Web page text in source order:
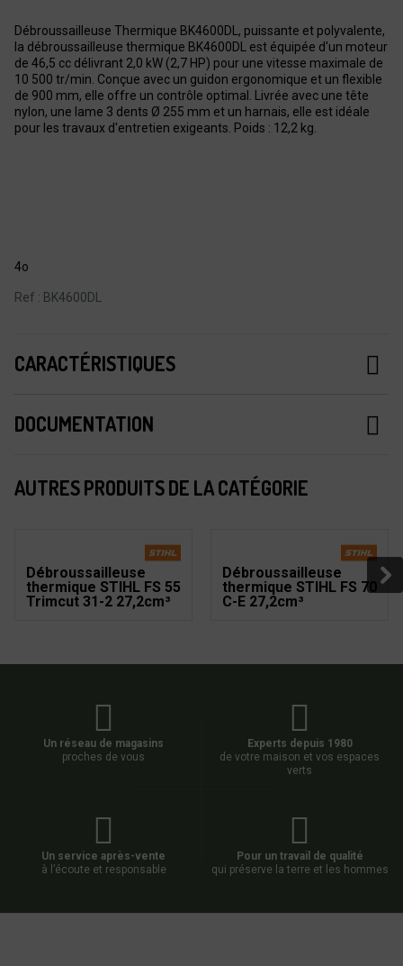
Débroussailleuse Thermique BK4600DL, puissante et polyvalente,
la débroussailleuse thermique BK4600DL est équipée d'un moteur
de 46,5 cc délivrant 2,0 kW (2,7 HP) pour une vitesse maximale de
10 500 tr/min. Conçue avec un guidon ergonomique et un flexible
de 900 mm, elle offre un contrôle optimal. Livrée avec une tête
nylon, une lame 3 dents Ø 255 mm et un harnais, elle est idéale
pour les travaux d'entretien exigeants. Poids : 12,2 kg.
4o
Ref : BK4600DL
CARACTÉRISTIQUES
DOCUMENTATION
AUTRES PRODUITS DE LA CATÉGORIE
Débroussailleuse
thermique STIHL FS 55
Trimcut 31-2 27,2cm³
Débroussailleuse
thermique STIHL FS 70
C-E 27,2cm³
Un réseau de magasins
proches de vous
Experts depuis 1980
de votre maison et vos espaces
verts
Un service après-vente
à l’écoute et responsable
Pour un travail de qualité
qui préserve la terre et les hommes